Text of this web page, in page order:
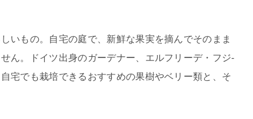
いもの。自宅の庭で、新鮮な果実を摘んでそのまま
ん。ドイツ出身のガーデナー、エルフリーデ・フジ-
宅でも栽培できるおすすめの果樹やベリー類と、そ